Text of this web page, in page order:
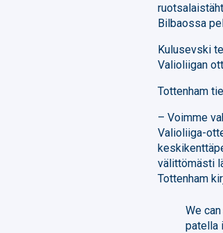
Bilbaossa
Kulusevski
Valioliigan
Tottenham
– Voimme
Valioliiga-
välittömästi
Tottenham
We
patella